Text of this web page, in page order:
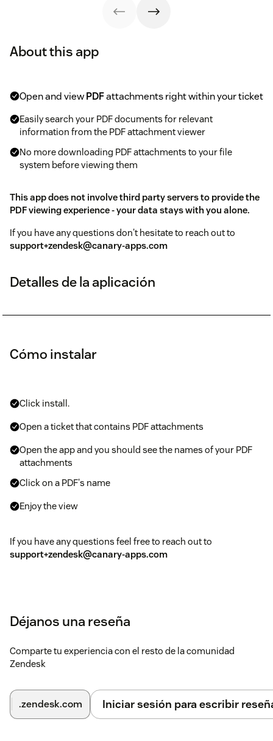
About this app
Open and viewPDFattachments right within your ticket
Easily search your PDF documents for relevant
information from the PDF attachment viewer
No more downloading PDF attachments to your file
system before viewing them
This app does not involve third party servers to provide the
PDF viewing experience - your data stays with you alone.
If you have any questions don't hesitate to reach out to
support+zendesk@canary-apps.com
Detalles de la aplicación
Cómo instalar
Click install.
Open a ticket that contains PDF attachments
Open the app and you should see the names of your PDF
attachments
Click on a PDF's name
Enjoy the view
If you have any questions feel free to reach out to
support+zendesk@canary-apps.com
Déjanos una reseña
Comparte tu experiencia con el resto de la comunidad
Zendesk
.zendesk.com Iniciar sesión para escribir